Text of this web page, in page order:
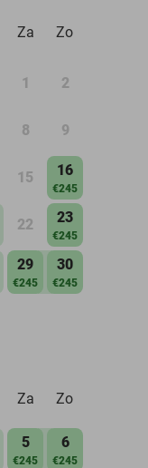
Za Zo
1 2
8 9
15 16
€245
22 23
€245
29
€245
30
€245
Za Zo
5
€245
6
€245